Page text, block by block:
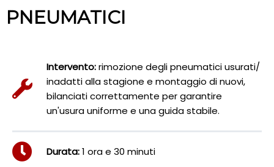
PNEUMATICI
Intervento:rimozione degli pneumatici usurati/
inadatti alla stagione e montaggio di nuovi,
bilanciati correttamente per garantire
un'usura uniforme e una guida stabile.
Durata:1 ora e 30 minuti